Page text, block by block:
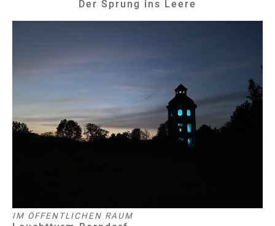
Der Sprung ins Leere
IM ÖFFENTLICHEN RAUM